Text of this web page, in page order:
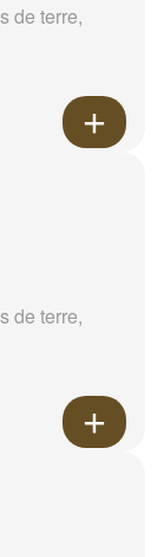
de terre,
de terre,